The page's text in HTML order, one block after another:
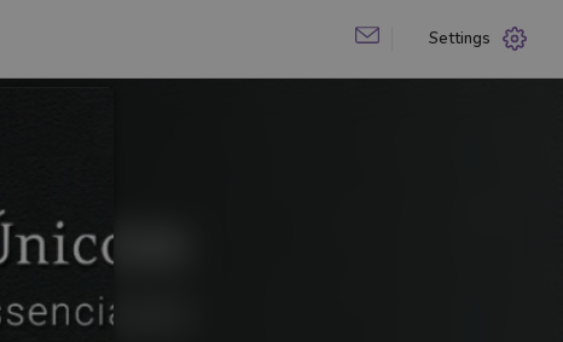
Settings